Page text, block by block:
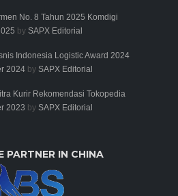
No. 8 Tahun 2025 Komdigi
by SAPX Editorial
Indonesia Logistic Award 2024
2024by SAPX Editorial
Kurir Rekomendasi Tokopedia
2023 by SAPX Editorial
PARTNER IN CHINA